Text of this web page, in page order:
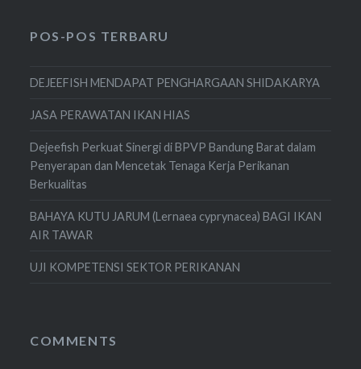
POS-POS TERBARU
DEJEEFISH MENDAPAT PENGHARGAAN SHIDAKARYA
JASA PERAWATAN IKAN HIAS
Dejeefish Perkuat Sinergi di BPVP Bandung Barat dalam
Penyerapan dan Mencetak Tenaga Kerja Perikanan
Berkualitas
BAHAYA KUTU JARUM (Lernaea cyprynacea) BAGI IKAN
AIR TAWAR
UJI KOMPETENSI SEKTOR PERIKANAN
COMMENTS